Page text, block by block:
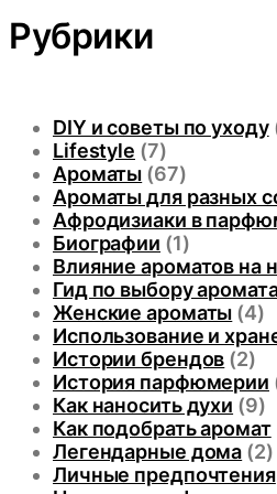
Рубрики
DIY и советы по уходу
Lifestyle (7)
Ароматы (67)
Ароматы для разных
Афродизиаки в
Биографии (1)
Влияние ароматов на
Гид по выбору
Женские ароматы (4)
Использование и
Истории брендов (2)
История парфюмерии
Как наносить духи (9)
Как подобрать аромат
Легендарные дома (2)
Личные предпочтения